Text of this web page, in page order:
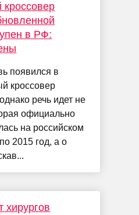
в РФ:
появился в
кроссовер
речь идет не
официально
на российском
2015 год, а о
хирургов